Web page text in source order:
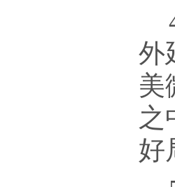
外
美
之
好